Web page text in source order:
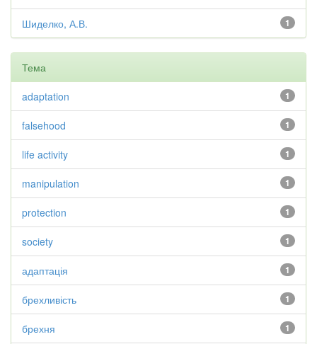
1
Шиделко, А.В.
Тема
1
adaptation
1
falsehood
1
life activity
1
manipulation
1
protection
1
society
1
адаптація
1
брехливість
1
брехня